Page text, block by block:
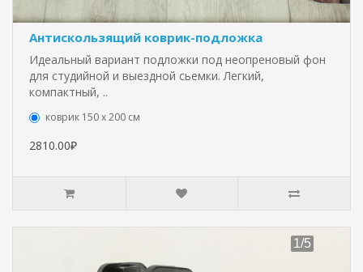
Антискользящий коврик-подложка
Идеальный вариант подложки под неопреновый фон
для студийной и выездной сьемки. Легкий,
компактный, ..
коврик 150 х 200 см
2810.00₽